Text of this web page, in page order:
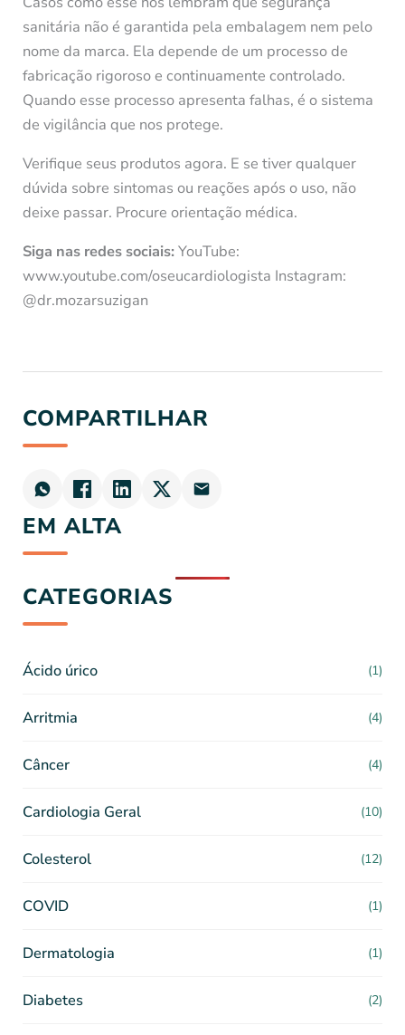
sanitária não é garantida pela embalagem nem pelo
nome da marca. Ela depende de um processo de
fabricação rigoroso e continuamente controlado.
Quando esse processo apresenta falhas, é o sistema
de vigilância que nos protege.
Verifique seus produtos agora. E se tiver qualquer
dúvida sobre sintomas ou reações após o uso, não
deixe passar. Procure orientação médica.
Siga nas redes sociais:YouTube:
www.youtube.com/oseucardiologista Instagram:
@dr.mozarsuzigan
COMPARTILHAR
EM ALTA
CATEGORIAS
Ácido úrico (1)
Arritmia (4)
Câncer (4)
Cardiologia Geral (10)
Colesterol (12)
COVID (1)
Dermatologia (1)
Diabetes (2)